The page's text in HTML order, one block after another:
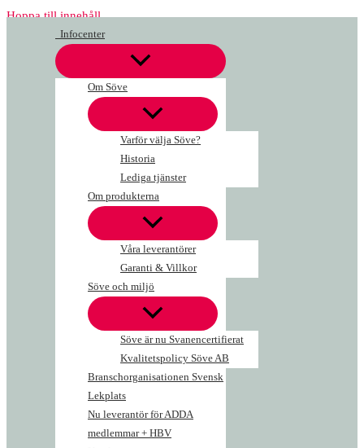
Hoppa till innehåll
Infocenter
Om Söve
Varför välja Söve?
Historia
Lediga tjänster
Om produkterna
Våra leverantörer
Garanti & Villkor
Söve och miljö
Söve är nu Svanencertifierat
Kvalitetspolicy Söve AB
Branschorganisationen Svensk
Lekplats
Nu leverantör för ADDA
medlemmar + HBV